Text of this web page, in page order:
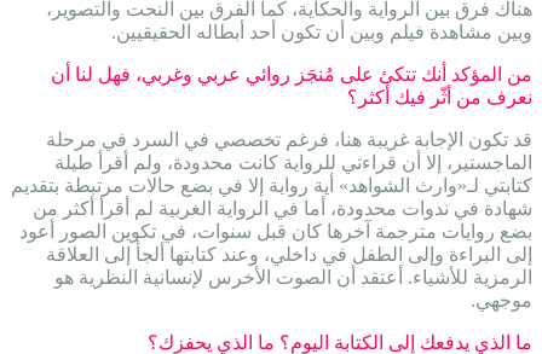
هناك فرق بين الرواية والحكاية، كما الفرق بين النحت والتصوير،
وبين مشاهدة فيلم وبين أن تكون أحد أبطاله الحقيقيين.
من المؤكد أنك تتكئ على مُنجَز روائي عربي وغربي، فهل لنا أن
نعرف من أثّر فيك أكثر؟
قد تكون الإجابة غريبة هنا، فرغم تخصصي في السرد في مرحلة
الماجستير، إلا أن قراءتي للرواية كانت محدودة، ولم أقرأ طيلة
كتابتي لـ«وارث الشواهد» أية رواية إلا في بضع حالات مرتبطة بتقديم
شهادة في ندوات محدودة، أما في الرواية الغربية لم أقرأ أكثر من
بضع روايات مترجمة آخرها كان قبل سنوات، في تكوين الصور أعود
إلى البراءة وإلى الطفل في داخلي، وعند كتابتها ألجأ إلى العلاقة
الرمزية للأشياء. أعتقد أن الصوت الأخرس لإنسانية النظرية هو
موجهي.
ما الذي يدفعك إلى الكتابة اليوم؟ ما الذي يحفزك؟